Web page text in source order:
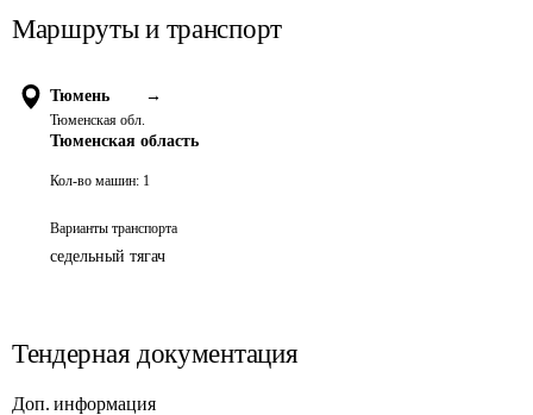
Маршруты и транспорт
Тюмень →
Тюменская обл.
Тюменская область
Кол-во машин: 1
Варианты транспорта
седельный тягач
Тендерная документация
Доп. информация